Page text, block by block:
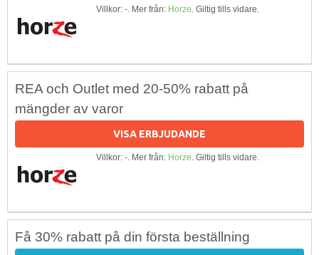
Villkor: -. Mer från: Horze. Giltig tills vidare.
REA och Outlet med 20-50% rabatt på
mängder av varor
VISA ERBJUDANDE
Villkor: -. Mer från: Horze. Giltig tills vidare.
Få 30% rabatt på din första beställning